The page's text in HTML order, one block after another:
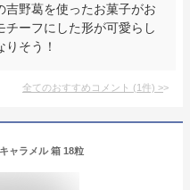
吉野葛を使ったお菓子がお
ーフにした形が可愛らし
そう！
全てのおすすめコメント (1件) >
ャラメル 箱 18粒